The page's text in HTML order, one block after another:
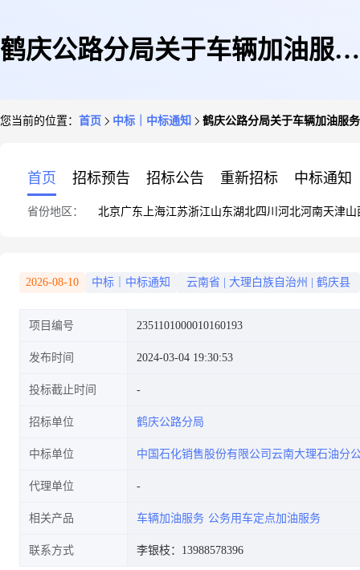
鹤庆公路分局关于车辆加油服务
您当前的位置： 首页 中标｜中标通知 鹤庆公路分局关于车辆加油服
首页 招标预告 招标公告 重新招标 中标通知
省份地区： 北京广东 上海江苏浙江山东湖北四川 河北河南天津山
2026-08-10 中标｜中标通知 云南省 大理白族自治州 鹤庆县
项目编号 2351101000010160193
发布时间 2024-03-04 19:30:53
投标截止时间
招标单位 鹤庆公路分局
中标单位 中国石化销售股份有限公司云南大理石油分
代理单位
相关产品 车辆加油服务 公务用车定点加油服务
联系方式 李银枝：13988578396